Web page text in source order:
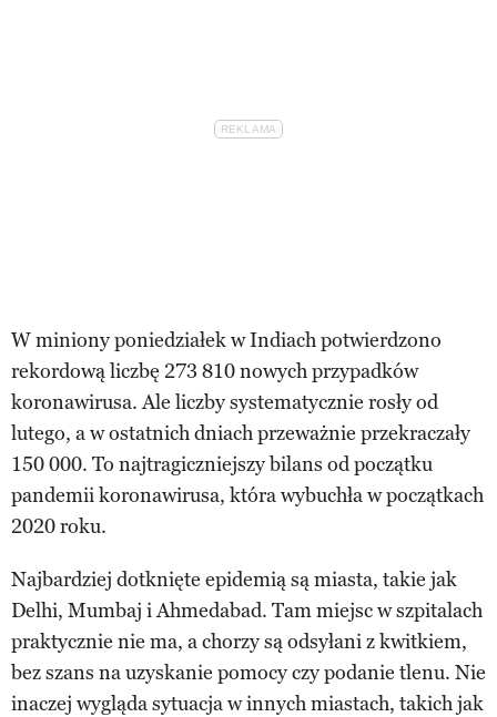
W miniony poniedziałek w Indiach potwierdzono
rekordową liczbę 273 810 nowych przypadków
koronawirusa. Ale liczby systematycznie rosły od
lutego, a w ostatnich dniach przeważnie przekraczały
150 000. To najtragiczniejszy bilans od początku
pandemii koronawirusa, która wybuchła w początkach
2020 roku.
Najbardziej dotknięte epidemią są miasta, takie jak
Delhi, Mumbaj i Ahmedabad. Tam miejsc w szpitalach
praktycznie nie ma, a chorzy są odsyłani z kwitkiem,
bez szans na uzyskanie pomocy czy podanie tlenu. Nie
inaczej wygląda sytuacja w innych miastach, takich jak